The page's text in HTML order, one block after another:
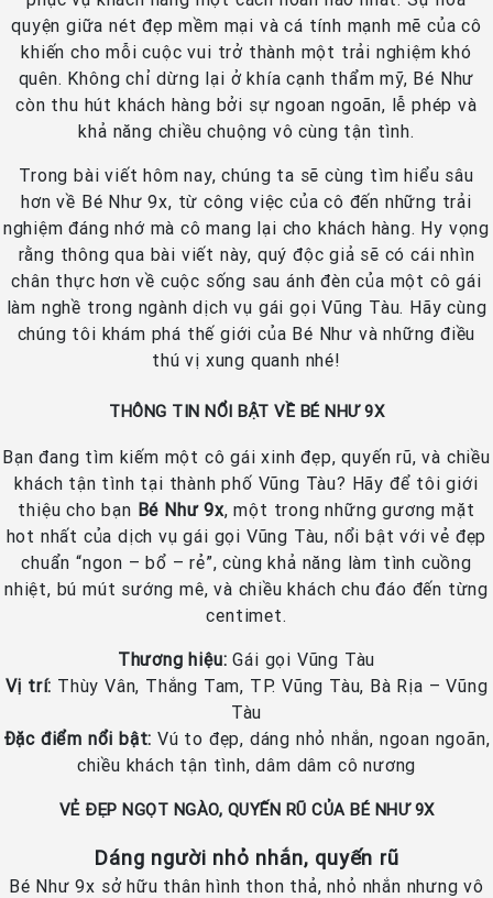
quyện giữa nét đẹp mềm mại và cá tính mạnh mẽ của cô
khiến cho mỗi cuộc vui trở thành một trải nghiệm khó
quên. Không chỉ dừng lại ở khía cạnh thẩm mỹ, Bé Như
còn thu hút khách hàng bởi sự ngoan ngoãn, lễ phép và
khả năng chiều chuộng vô cùng tận tình.
Trong bài viết hôm nay, chúng ta sẽ cùng tìm hiểu sâu
hơn về Bé Như 9x, từ công việc của cô đến những trải
nghiệm đáng nhớ mà cô mang lại cho khách hàng. Hy vọng
rằng thông qua bài viết này, quý độc giả sẽ có cái nhìn
chân thực hơn về cuộc sống sau ánh đèn của một cô gái
làm nghề trong ngành dịch vụ gái gọi Vũng Tàu. Hãy cùng
chúng tôi khám phá thế giới của Bé Như và những điều
thú vị xung quanh nhé!
THÔNG TIN NỔI BẬT VỀ BÉ NHƯ 9X
Bạn đang tìm kiếm một cô gái xinh đẹp, quyến rũ, và chiều
khách tận tình tại thành phố Vũng Tàu? Hãy để tôi giới
thiệu cho bạn Bé Như 9x, một trong những gương mặt
hot nhất của dịch vụ gái gọi Vũng Tàu, nổi bật với vẻ đẹp
chuẩn “ngon – bổ – rẻ”, cùng khả năng làm tình cuồng
nhiệt, bú mút sướng mê, và chiều khách chu đáo đến từng
centimet.
Thương hiệu: Gái gọi Vũng Tàu
Vị trí: Thùy Vân, Thắng Tam, TP. Vũng Tàu, Bà Rịa – Vũng
Tàu
Đặc điểm nổi bật: Vú to đẹp, dáng nhỏ nhắn, ngoan ngoãn,
chiều khách tận tình, dâm dâm cô nương
VẺ ĐẸP NGỌT NGÀO, QUYẾN RŨ CỦA BÉ NHƯ 9X
Dáng người nhỏ nhắn, quyến rũ
Bé Như 9x sở hữu thân hình thon thả, nhỏ nhắn nhưng vô